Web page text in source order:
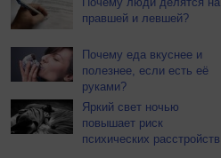
правшей и левшей?
Почему еда вкуснее и
полезнее, если есть её
руками?
Яркий свет ночью
повышает риск
психических расстройств